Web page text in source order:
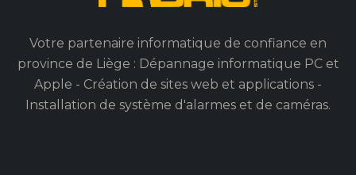
Votre partenaire informatique de confiance en
province de Liège : Dépannage informatique PC et
Apple - Création de sites web et applications -
Installation de système d'alarmes et de caméras.